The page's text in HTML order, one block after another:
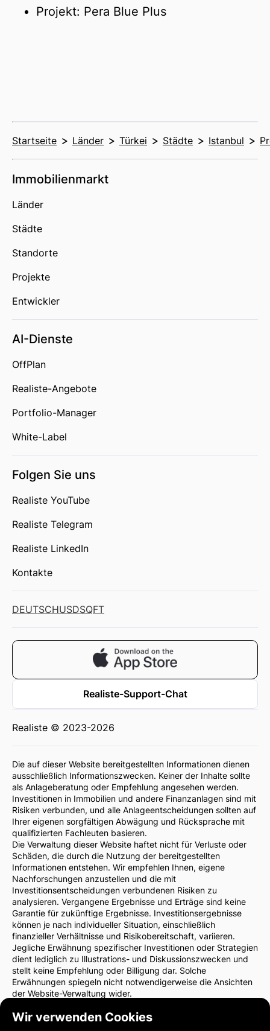
Wir verwenden Cookies
Projekt: Pera Blue Plus
Startseite Länder Türkei Städte Istanbul
Immobilienmarkt
Länder
Städte
Standorte
Projekte
Entwickler
AI-Dienste
OffPlan
Realiste-Angebote
Portfolio-Manager
White-Label
Folgen Sie uns
Realiste YouTube
Realiste Telegram
Realiste LinkedIn
Kontakte
DEUTSCHUSDSQFT
Realiste-Support-Chat
Realiste © 2023-2026
Die auf dieser Website bereitgestellten Informationen dienen
ausschließlich Informationszwecken. Keiner der Inhalte sollte
als Anlageberatung oder Empfehlung angesehen werden.
Investitionen in Immobilien und andere Finanzanlagen sind mit
Risiken verbunden, und alle Anlageentscheidungen sollten auf
Ihrer eigenen sorgfältigen Abwägung und Rücksprache mit
qualifizierten Fachleuten basieren.
Die Verwaltung dieser Website haftet nicht für Verluste oder
Schäden, die durch die Nutzung der bereitgestellten
Informationen entstehen. Wir empfehlen Ihnen, eigene
Nachforschungen anzustellen und die mit
Investitionsentscheidungen verbundenen Risiken zu
analysieren. Vergangene Ergebnisse und Erträge sind keine
Garantie für zukünftige Ergebnisse. Investitionsergebnisse
können je nach individueller Situation, einschließlich
finanzieller Verhältnisse und Risikobereitschaft, variieren.
Jegliche Erwähnung spezifischer Investitionen oder Strategien
dient lediglich zu Illustrations- und Diskussionszwecken und
stellt keine Empfehlung oder Billigung dar. Solche
Erwähnungen spiegeln nicht notwendigerweise die Ansichten
der Website-Verwaltung wider.
Finanzberater oder Rechtsanwalt zu konsultieren. Sie sind